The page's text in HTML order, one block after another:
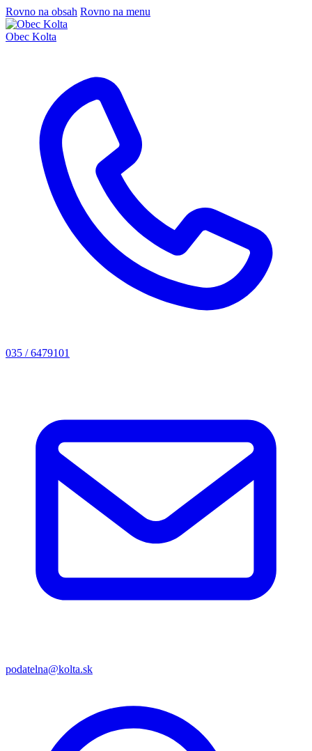
Rovno na obsah Rovno na menu
Obec Kolta
035 / 6479101
podatelna@kolta.sk